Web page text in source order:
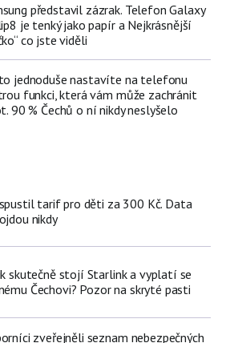
představil zázrak. Telefon Galaxy
je tenký jako papír a Nejkrásnější
co jste viděli
jednoduše nastavíte na telefonu
funkci, která vám může zachránit
90 % Čechů o ní nikdy neslyšelo
tarif pro děti za 300 Kč. Data
nikdy
skutečně stojí Starlink a vyplatí se
Čechovi? Pozor na skryté pasti
zveřejněli seznam nebezpečných